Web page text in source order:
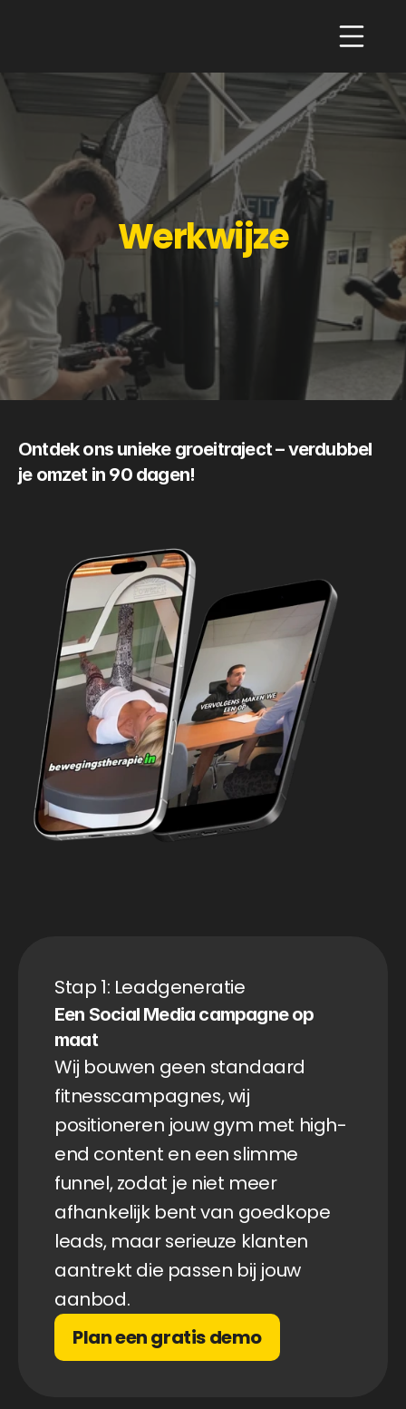
Werkwijze
Ontdek ons unieke groeitraject – verdubbel
je omzet in 90 dagen!
Stap 1: Leadgeneratie
Een Social Media campagne op
maat
Wij bouwen geen standaard
fitnesscampagnes, wij
positioneren jouw gym met high-
end content en een slimme
funnel, zodat je niet meer
afhankelijk bent van goedkope
leads, maar serieuze klanten
aantrekt die passen bij jouw
aanbod.
Plan een gratis demo